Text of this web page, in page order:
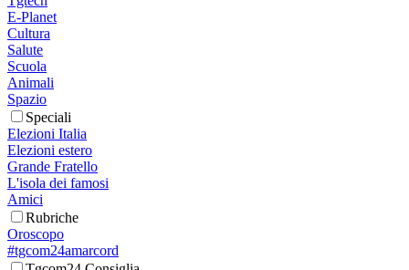
E-Planet
Cultura
Salute
Scuola
Animali
Spazio
Speciali
Elezioni Italia
Elezioni estero
Grande Fratello
L'isola dei famosi
Amici
Rubriche
Oroscopo
#tgcom24amarcord